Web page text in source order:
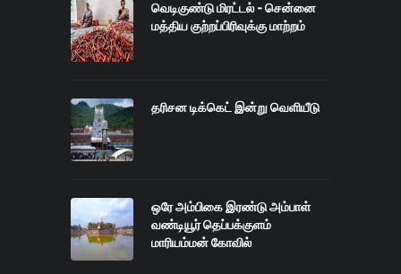
வெடிகுண்டு மிரட்டல் - சென்னை
மத்திய குற்றப்பிரிவுக்கு மாற்றம்
தரிசன டிக்கெட் இன்று வெளியீடு
ஒரே அம்பிகை இரண்டு அம்பாள்
வண்டியூர் தெப்பக்குளம்
மாரியம்மன் கோவில்